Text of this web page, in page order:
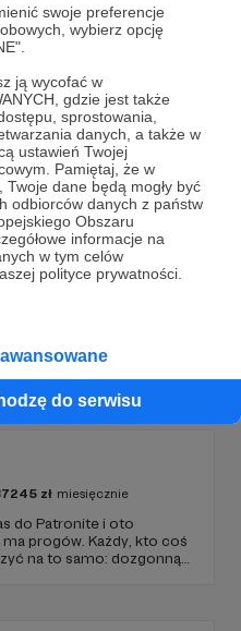
swoje preferencje
wybierz opcję
ją wycofać w
gdzie jest także
sprostowania,
danych, a także w
ustawień Twojej
Pamiętaj, że w
dane będą mogły być
odbiorców danych z państw
Obszaru
informacje na
w tym celów
polityce prywatności.
do serwisu
Patronów!
Płonący Krzak już teraz!
zł miesięcznie
do Patronite i oto
progów. Każdy, kto coś
na to samo: dozgonną